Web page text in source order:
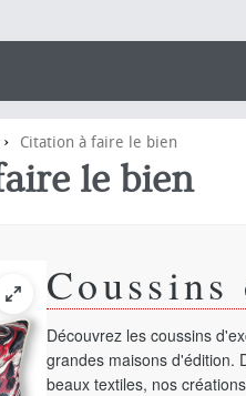
› Citation à faire le bien
le bien
Découvrez les coussins
grandes maisons d'édition.
beaux textiles, nos